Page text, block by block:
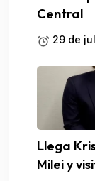
Central
29 de
Llega
Milei y